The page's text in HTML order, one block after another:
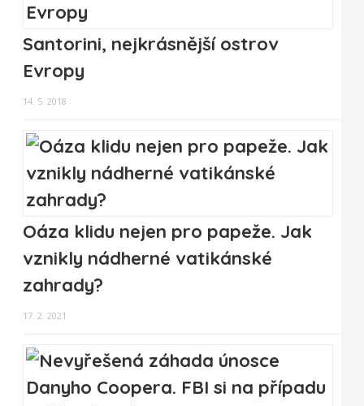
Santorini, nejkrásnější ostrov
Evropy
14. 5. 2018
Oáza klidu nejen pro papeže. Jak
vznikly nádherné vatikánské
zahrady?
17. 2. 2021